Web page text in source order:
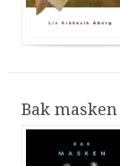
Bak masken